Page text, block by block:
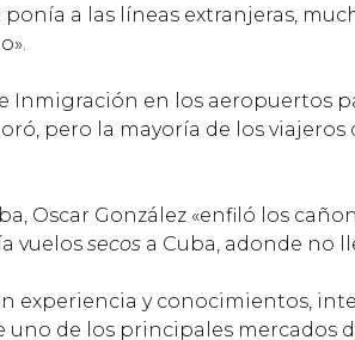
a las líneas extranjeras,
Inmigración en los aeropuertos
pero la mayoría de los
Oscar González «enfiló los
vuelos secos a Cuba, adonde no
experiencia y conocimientos,
uno de los principales mercados